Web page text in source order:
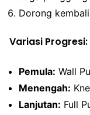
Dorong
Variasi Progresi:
Pemula: Wall
Menengah:
Lanjutan: Full